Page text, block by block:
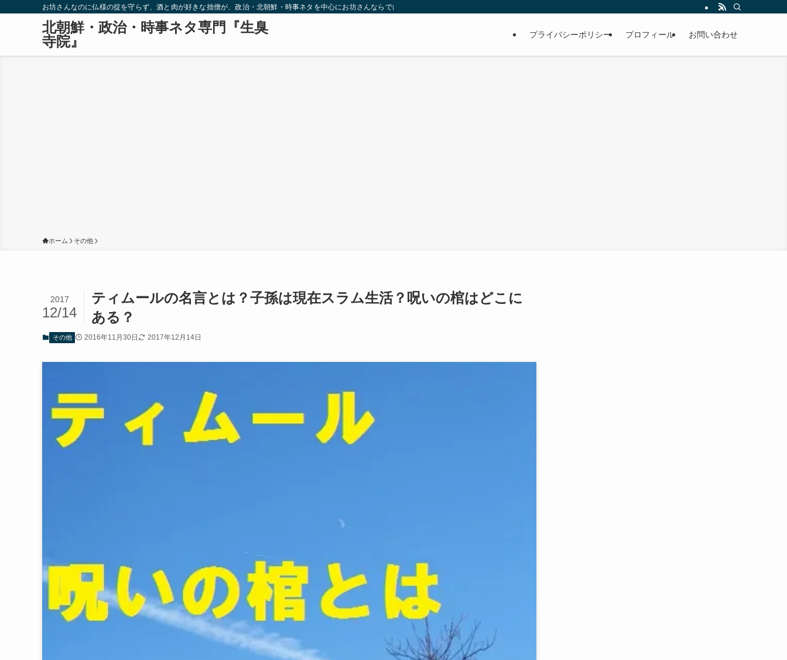
お坊さんなのに仏様の掟を守らず、酒と肉が好きな拙僧が、政治・北朝鮮・時事ネタを中心にお坊さんならではの視点から調査・推理します。３０代男性。雪国のお寺で修行中。
北朝鮮・政治・時事ネタ専門『生臭
寺院』
プライバシーポリシー プロフィール お問い合わせ
ホーム その他
ティムールの名言とは？子孫は現在スラム生活？呪いの棺はどこに
ある？
2017
12/14
その他 2016年11月30日 2017年12月14日